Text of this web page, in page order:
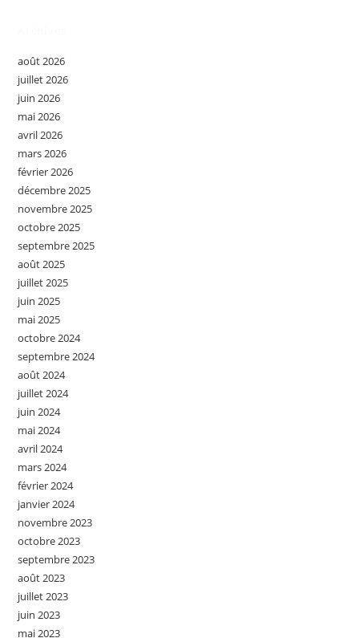
août 2026
juillet 2026
juin 2026
mai 2026
avril 2026
mars 2026
février 2026
décembre 2025
novembre 2025
octobre 2025
septembre 2025
août 2025
juillet 2025
juin 2025
mai 2025
octobre 2024
septembre 2024
août 2024
juillet 2024
juin 2024
mai 2024
avril 2024
mars 2024
février 2024
janvier 2024
novembre 2023
octobre 2023
septembre 2023
août 2023
juillet 2023
juin 2023
mai 2023